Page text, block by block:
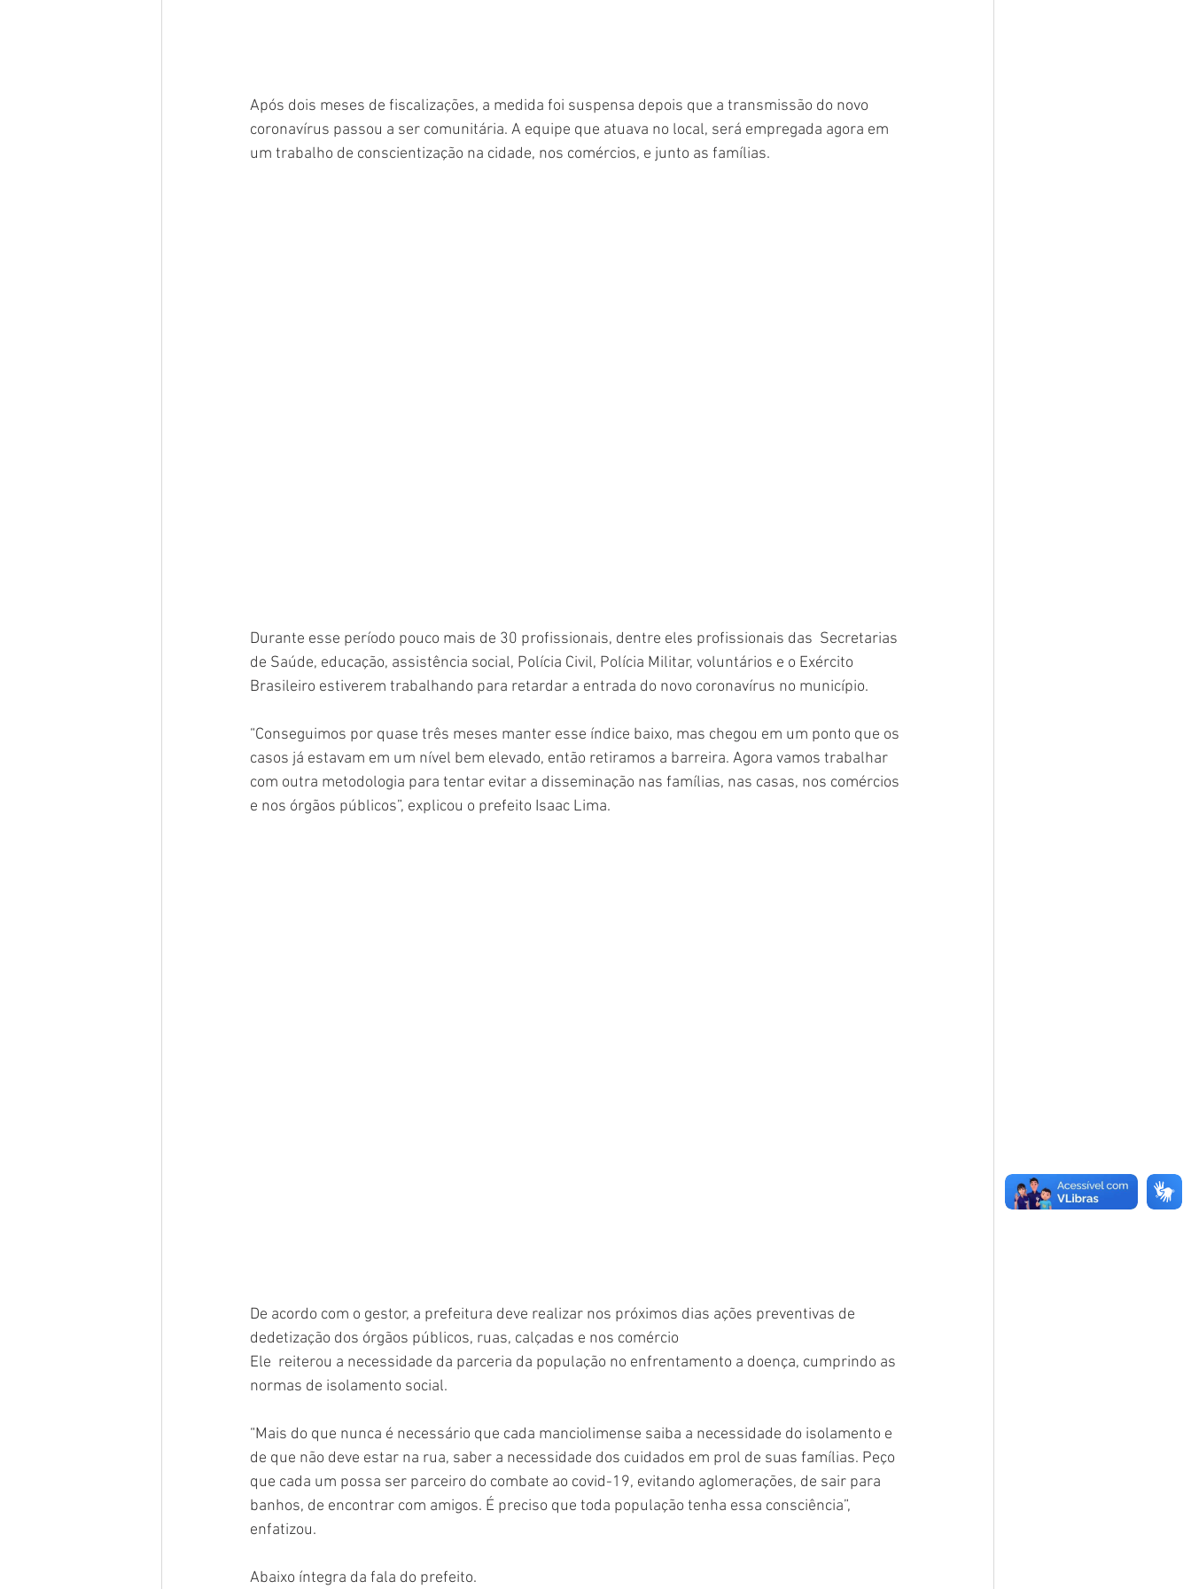
Após dois meses de fiscalizações, a medida foi suspensa depois que a transmissão do novo
coronavírus passou a ser comunitária. A equipe que atuava no local, será empregada agora em
um trabalho de conscientização na cidade, nos comércios, e junto as famílias.
Durante esse período pouco mais de 30 profissionais, dentre eles profissionais das  Secretarias
de Saúde, educação, assistência social, Polícia Civil, Polícia Militar, voluntários e o Exército
Brasileiro estiverem trabalhando para retardar a entrada do novo coronavírus no município.
“Conseguimos por quase três meses manter esse índice baixo, mas chegou em um ponto que os
casos já estavam em um nível bem elevado, então retiramos a barreira. Agora vamos trabalhar
com outra metodologia para tentar evitar a disseminação nas famílias, nas casas, nos comércios
e nos órgãos públicos”, explicou o prefeito Isaac Lima.
De acordo com o gestor, a prefeitura deve realizar nos próximos dias ações preventivas de
dedetização dos órgãos públicos, ruas, calçadas e nos comércio
Ele  reiterou a necessidade da parceria da população no enfrentamento a doença, cumprindo as
normas de isolamento social.
“Mais do que nunca é necessário que cada manciolimense saiba a necessidade do isolamento e
de que não deve estar na rua, saber a necessidade dos cuidados em prol de suas famílias. Peço
que cada um possa ser parceiro do combate ao covid-19, evitando aglomerações, de sair para
banhos, de encontrar com amigos. É preciso que toda população tenha essa consciência”,
enfatizou.
Abaixo íntegra da fala do prefeito.